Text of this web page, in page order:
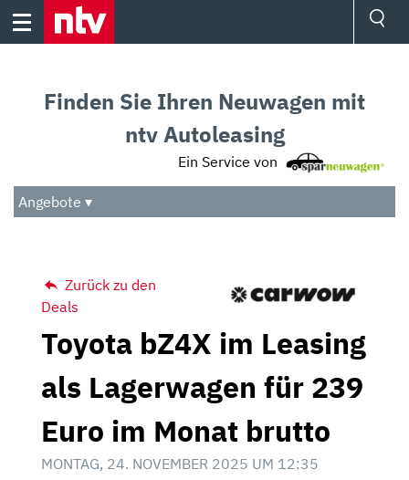
Skip
Audio
Das Beste
Finden Sie Ihren Neuwagen mit
ntv Autoleasing
Ein Service von
Angebote ▾
Zurück zu den
Deals
Toyota bZ4X im Leasing
als Lagerwagen für 239
Euro im Monat brutto
MONTAG, 24. NOVEMBER 2025 UM 12:35